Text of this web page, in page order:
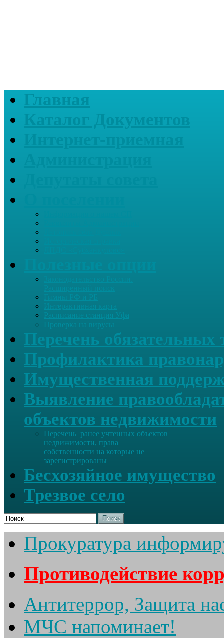
Главная
Каталог Документов
Интерактивная карта
Расписание станция Уфа
Проверка на вирусы
Перечень обязательных
Профилактика
Имущественная
Выявление
объектов недвижимости
Перечень ранее учтенных объектов
недвижимости, права
собственности на которые не
зарегистрированы
Бесхозяйное имущество
Трезвое село
Поиск
Прокуратура
Противодействие
Антитеррор, Защита
МЧС напоминает!